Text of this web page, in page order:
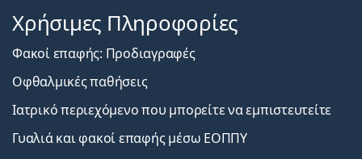
Χρήσιμες Πληροφορίες
Φακοί επαφής: Προδιαγραφές
Οφθαλμικές παθήσεις
Ιατρικό περιεχόμενο που μπορείτε να εμπιστευτείτε
Γυαλιά και φακοί επαφής μέσω ΕΟΠΠΥ